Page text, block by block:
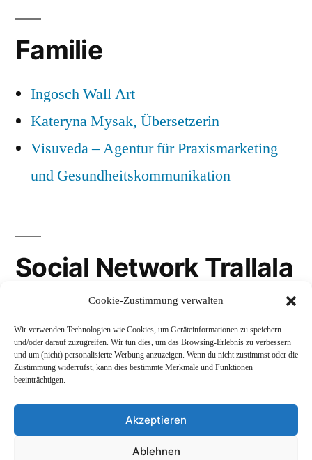
Cookie-Zustimmung verwalten
Wir verwenden Technologien wie Cookies, um Geräteinformationen zu speichern
und/oder darauf zuzugreifen. Wir tun dies, um das Browsing-Erlebnis zu verbessern
und um (nicht) personalisierte Werbung anzuzeigen. Wenn du nicht zustimmst oder die
Zustimmung widerrufst, kann dies bestimmte Merkmale und Funktionen
beeinträchtigen.
Akzeptieren
Ablehnen
Familie
Ingosch Wall Art
Kateryna Mysak, Übersetzerin
Visuveda – Agentur für Praxismarketing
und Gesundheitskommunikation
Social Network Trallala
LinkedIn
Mastodon
Stolz präsentiert von WordPress.